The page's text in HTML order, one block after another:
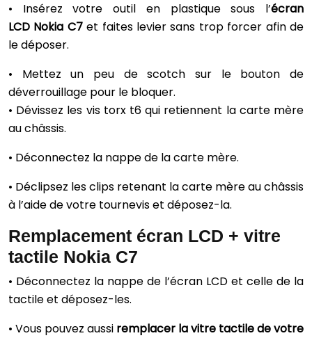
• Insérez votre outil en plastique sous l’écran
LCD Nokia C7et faites levier sans trop forcer afin de
le déposer.
• Mettez un peu de scotch sur le bouton de
déverrouillage pour le bloquer.
• Dévissez les vis torx t6 qui retiennent la carte mère
au châssis.
• Déconnectez la nappe de la carte mère.
• Déclipsez les clips retenant la carte mère au châssis
à l’aide de votre tournevis et déposez-la.
Remplacement écran LCD + vitre
tactile Nokia C7
• Déconnectez la nappe de l’écran LCD et celle de la
tactile et déposez-les.
• Vous pouvez aussi remplacer la vitre tactile de votre